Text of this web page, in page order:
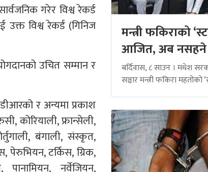
गरेर विश्व रेकर्ड
विश्व रेकर्ड (गिनिज
उचित सम्मान र
र अन्यमा प्रकाश
कोरियाली, फ्रान्सेली,
बंगाली, संस्कृत,
पेरुभियन, टर्किस, ग्रिक,
पानामियन, नर्वेजियन,
मन्त्री फकिराको
आजित, अब नसहने
बर्दिवास, ८ साउन । मधेश
सञ्चार मन्त्री फकिरा महतोको